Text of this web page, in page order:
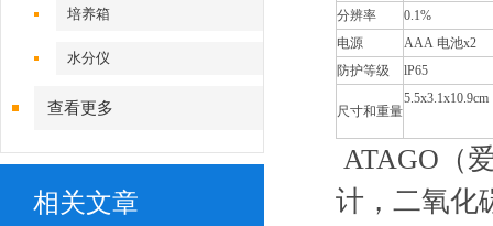
培养箱
水分仪
查看更多
相关文章
分辨率
0.1%
电源
AAA 电池x2
防护等级
lP65
尺寸和重量
ATAGO（
计，二氧化